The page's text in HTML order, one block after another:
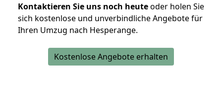
Kontaktieren Sie uns noch heuteoder holen Sie
sich kostenlose und unverbindliche Angebote für
Ihren Umzug nach Hesperange.
Kostenlose Angebote erhalten